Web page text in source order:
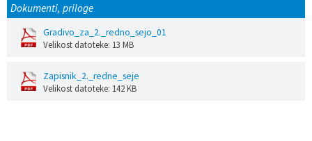
Dokumenti, priloge
Gradivo_za_2._redno_sejo_01
Velikost datoteke: 13 MB
Zapisnik_2._redne_seje
Velikost datoteke: 142 KB